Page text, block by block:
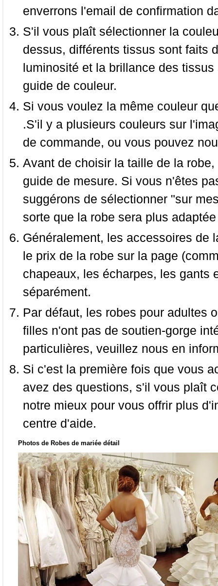
enverrons l'email de confirmation
S'il vous plaît sélectionner la
dessus, différents tissus sont faits
luminosité et la brillance des
guide de couleur.
Si vous voulez la même couleur
.S'il y a plusieurs couleurs sur
de commande, ou vous pouvez
Avant de choisir la taille de la
guide de mesure. Si vous n'êtes
suggérons de sélectionner "sur
sorte que la robe sera plus
Généralement, les accessoires de
le prix de la robe sur la page
chapeaux, les écharpes, les gants
séparément.
Par défaut, les robes pour adultes
filles n'ont pas de soutien-gorge
particulières, veuillez nous en
Si c'est la première fois que vous
avez des questions, s'il vous plaît
notre mieux pour vous offrir plus
centre d'aide.
Photos de Robes de mariée détail